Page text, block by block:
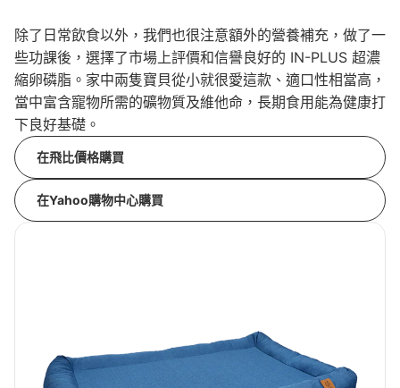
除了日常飲食以外，我們也很注意額外的營養補充，做了一
些功課後，選擇了市場上評價和信譽良好的 IN-PLUS 超濃
縮卵磷脂。家中兩隻寶貝從小就很愛這款、適口性相當高，
當中富含寵物所需的礦物質及維他命，長期食用能為健康打
下良好基礎。
在飛比價格購買
在Yahoo購物中心購買